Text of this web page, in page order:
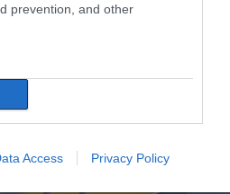
prevention, and other
Access Privacy Policy
το πλωτό ασθενοφόρο: